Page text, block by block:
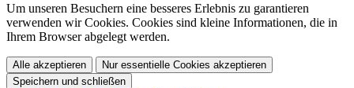
Um unseren Besuchern eine besseres Erlebnis zu garantieren
verwenden wir Cookies. Cookies sind kleine Informationen, die in
Ihrem Browser abgelegt werden.
Alle akzeptieren
Nur essentielle Cookies akzeptieren
Speichern und schließen